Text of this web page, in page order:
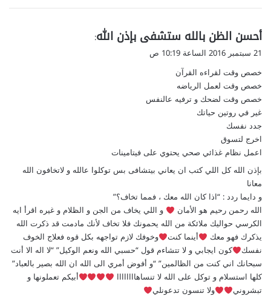
ي
ق
ل
أحسن الظن بالله ستشفى بإذن الله:
21 سبتمبر 2016 الساعة 10:19 ص
خصص وقت لقراءه القرآن
خصص وقت لعمل الرياضه
خصص وقت لضحك و ترفيه عالنفس
غير في روتين حياتك
جدد نفسك
اخرج لتسوق
اعمل نظام غذائي صحي يحتوي على فيتامينات
بإذن الله كل اللي كتب ان يعاني بيتشافى بس توكلوا عالله و لاتخافون الله
معانا
و دايما ردد : “اذا كان الله معك ، فمما تخاف؟”
الله رحمن رحيم هو الأمان
و اللي يخاف من الجن و الظلام و غيره اقرأ ايه
الكرسي حواليك ملائكة من الله يحمونك فلا تخاف لأنك مادمت قد ذكرت الله
يذكرك فهو معك
أينما كنت
وخوفك لازم تواجهه بكل قوه فعلاج الخوف
نفسك
كون ايجابي و لا تتشاءم قول “حسبي الله ونعم الوكيل” “لا اله الا أنت
سبحانك اني كنت من الظالمين” “و أفوض أمري الى الله ان الله بصير بالعباد”
كلها استسلام و توكل على الله لا تنساهاااااااا
أبيكم تعملونها و
تبشروني
ولا تنسون تدعونلي